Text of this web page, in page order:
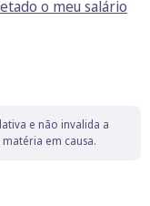
o meu salário
e não invalida a
em causa.